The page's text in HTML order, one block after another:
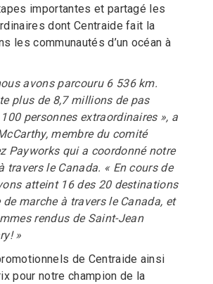
importantes et partagé les
dont Centraide fait la
les communautés d’un océan à
avons parcouru 6 536 km.
plus de 8,7 millions de pas
personnes extraordinaires », a
membre du comité
Payworks qui a coordonné notre
travers le Canada. « En cours de
atteint 16 des 20 destinations
marche à travers le Canada, et
rendus de Saint-Jean
»
de Centraide ainsi
pour notre champion de la